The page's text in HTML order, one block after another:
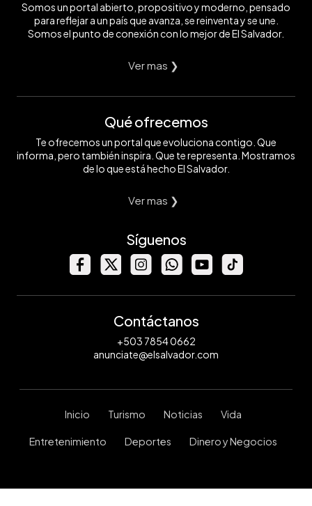
Somos un portal abierto, propositivo y moderno, pensado
para reflejar a un país que avanza, se reinventa y se une.
Somos el punto de conexión con lo mejor de El Salvador.
Ver mas ❯
Qué ofrecemos
Te ofrecemos un portal que evoluciona contigo. Que
informa, pero también inspira. Que te representa. Mostramos
de lo que está hecho El Salvador.
Ver mas ❯
Síguenos
Contáctanos
+503 7854 0662
anunciate@elsalvador.com
Inicio Turismo Noticias Vida
Entretenimiento Deportes Dinero y Negocios